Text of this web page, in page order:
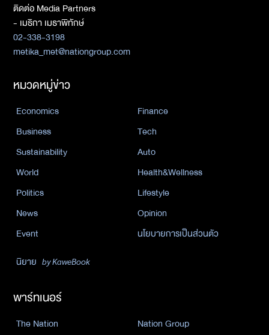
ติดต่อ Media Partners
- เมธิกา เมธาพิทักษ์
02-338-3198
metika_met@nationgroup.com
หมวดหมู่ข่าว
Economics
Finance
Business
Tech
Sustainability
Auto
World
Health&Wellness
Politics
Lifestyle
News
Opinion
Event
นโยบายการเป็นส่วนตัว
นิยาย by KaweBook
พาร์ทเนอร์
The Nation Nation Group